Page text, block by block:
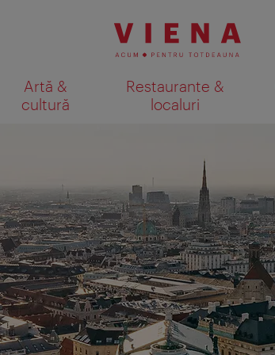
Artă &
cultură
Restaurante &
localuri